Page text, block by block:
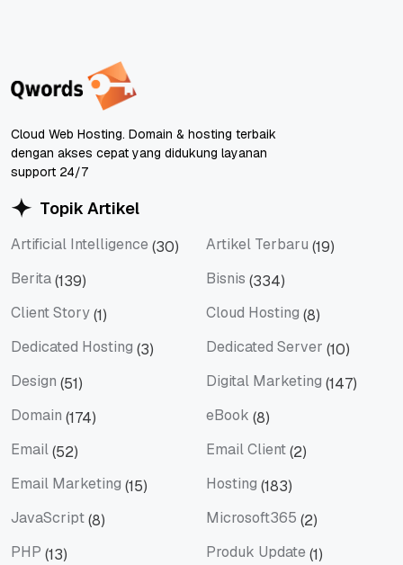
Cloud Web Hosting. Domain & hosting terbaik
dengan akses cepat yang didukung layanan
support 24/7
Topik Artikel
Artificial Intelligence (30) Artikel Terbaru (19)
Berita(139) Bisnis (334)
Client Story(1) Cloud Hosting (8)
Dedicated Hosting (3) Dedicated Server (10)
Design (51) Digital Marketing (147)
Domain (174) eBook (8)
Email(52) Email Client(2)
Email Marketing (15) Hosting (183)
JavaScript(8) Microsoft365 (2)
PHP (13) Produk Update (1)